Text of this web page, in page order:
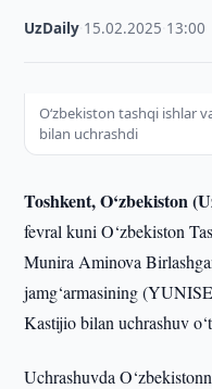
UzDaily 15.02.2025 13:00
O‘zbekiston tashqi ishlar
bilan uchrashdi
Toshkent, O‘zbekiston
fevral kuni O‘zbekiston
Munira Aminova
jamg‘armasining
Kastijio bilan uchrashuv
Uchrashuvda